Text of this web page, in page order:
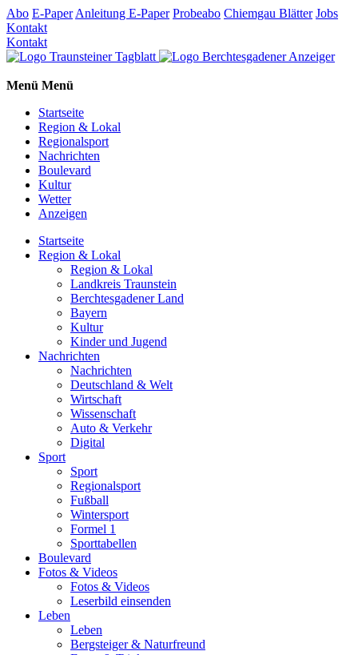
Abo E-Paper Anleitung E-Paper Probeabo Chiemgau Blätter Jobs
Kontakt
Kontakt
Menü Menü
Startseite
Region & Lokal
Regionalsport
Nachrichten
Boulevard
Kultur
Wetter
Anzeigen
Startseite
Region & Lokal
Region & Lokal
Landkreis Traunstein
Berchtesgadener Land
Bayern
Kultur
Kinder und Jugend
Nachrichten
Nachrichten
Deutschland & Welt
Wirtschaft
Wissenschaft
Auto & Verkehr
Digital
Sport
Sport
Regionalsport
Fußball
Wintersport
Formel 1
Sporttabellen
Boulevard
Fotos & Videos
Fotos & Videos
Leserbild einsenden
Leben
Leben
Bergsteiger & Naturfreund